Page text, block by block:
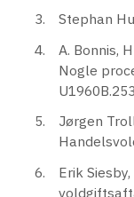
Stephan
A. Bonnis,
Nogle
Jørgen
Erik